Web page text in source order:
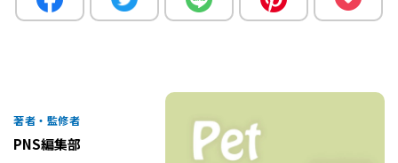
著者・監修者
PNS編集部